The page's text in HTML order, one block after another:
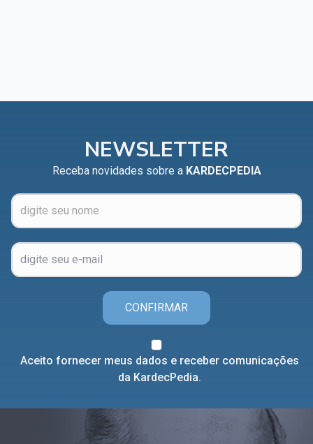
NEWSLETTER
Receba novidades sobre a KARDECPEDIA
CONFIRMAR
Aceito fornecer meus dados e receber comunicações
da KardecPedia.